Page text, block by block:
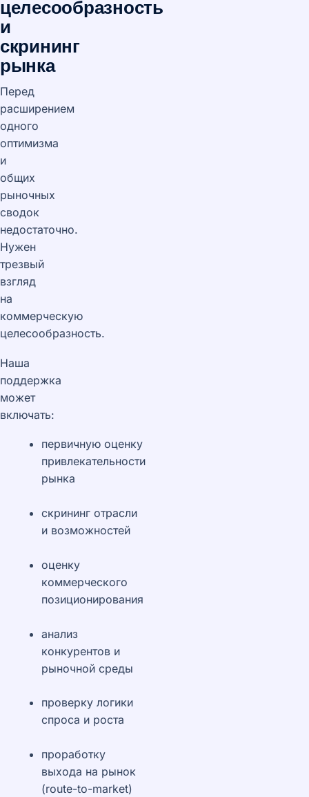
целесообразность
и
скрининг
рынка
Перед
расширением
одного
оптимизма
и
общих
рыночных
сводок
недостаточно.
Нужен
трезвый
взгляд
на
коммерческую
целесообразность.
Наша
поддержка
может
включать:
первичную оценку
привлекательности
рынка
скрининг отрасли
и возможностей
оценку
коммерческого
позиционирования
анализ
конкурентов и
рыночной среды
проверку логики
спроса и роста
проработку
выхода на рынок
(route-to-market)